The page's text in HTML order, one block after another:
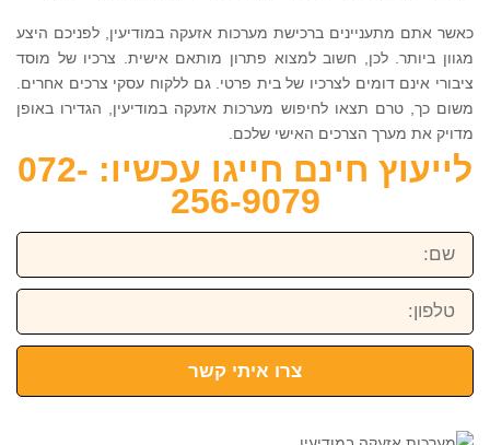
כאשר אתם מתעניינים ברכישת מערכות אזעקה במודיעין, לפניכם היצע
מגוון ביותר. לכן, חשוב למצוא פתרון מותאם אישית. צרכיו של מוסד
ציבורי אינם דומים לצרכיו של בית פרטי. גם ללקוח עסקי צרכים אחרים.
משום כך, טרם תצאו לחיפוש מערכות אזעקה במודיעין, הגדירו באופן
מדויק את מערך הצרכים האישי שלכם.
לייעוץ חינם חייגו עכשיו: 072-
256-9079
שם:
טלפון:
צרו איתי קשר